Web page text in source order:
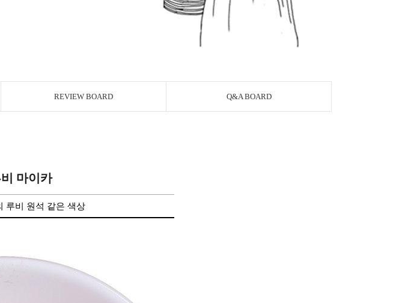
REVIEW BOARD Q&A BOARD
마이카
루비 원석 같은 색상